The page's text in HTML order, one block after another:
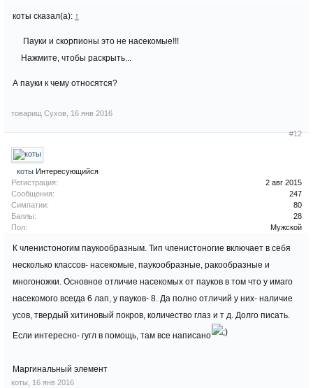
коты сказал(а): ↑
Пауки и скорпионы это не насекомые!!!
Нажмите, чтобы раскрыть...
А пауки к чему относятся?
товарищ Сухов 16 янв 2016
#12
коты Интересующийся
Регистрация:
2 авг 2015
Сообщения:
247
Симпатии:
80
Баллы:
28
Пол:
Мужской
К членистоногим паукообразным. Тип членистоногие включает в себя
несколько классов- насекомые, паукообразные, ракообразные и
многоножки. Основное отличие насекомых от пауков в том что у имаго
насекомого всегда 6 лап, у пауков- 8. Да полно отличий у них- наличие
усов, твердый хитиновый покров, количество глаз и т д. Долго писать.
Если интересно- гугл в помощь, там все написано
Маргинальный элемент
коты 16 янв 2016